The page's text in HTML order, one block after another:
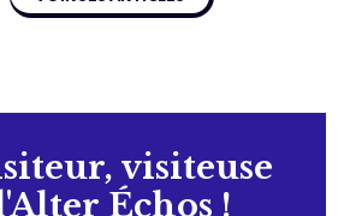
visiteuse
Échos !